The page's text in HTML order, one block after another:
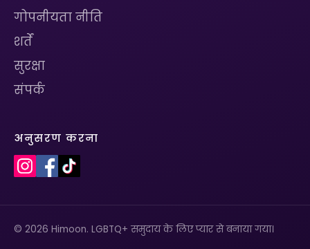
गोपनीयता नीति
शर्तें
सुरक्षा
संपर्क
अनुसरण करना
© 2026 Himoon. LGBTQ+ समुदाय के लिए प्यार से बनाया गया।